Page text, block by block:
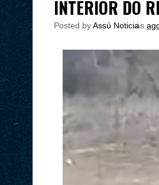
INTERIOR DO
Posted byAssú Noticia
às